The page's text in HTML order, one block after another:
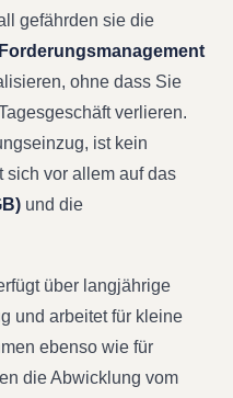
gefährden sie die
Forderungsmanagement
ohne dass Sie
verlieren.
ist kein
sich vor allem auf das
und die
über langjährige
und arbeitet für kleine
ebenso wie für
die Abwicklung vom